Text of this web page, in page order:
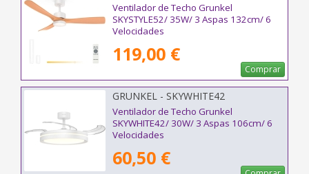
Ventilador de Techo Grunkel
SKYSTYLE52/ 35W/ 3 Aspas 132cm/ 6
Velocidades
119,00 €
Comprar
GRUNKEL - SKYWHITE42
Ventilador de Techo Grunkel
SKYWHITE42/ 30W/ 3 Aspas 106cm/ 6
Velocidades
60,50 €